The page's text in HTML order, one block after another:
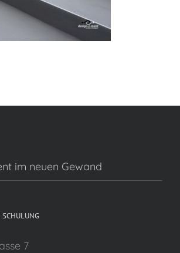
im neuen Gewand
7